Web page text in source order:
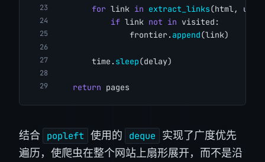
for link in extract_links(html, url,
if link not in visited:
                frontier.
append(link)
        time.
sleep(delay)
return pages
结合 popleft 使用的 deque
实现了广度优先
遍历，使爬虫在整个网站上扇形展开，而不是沿